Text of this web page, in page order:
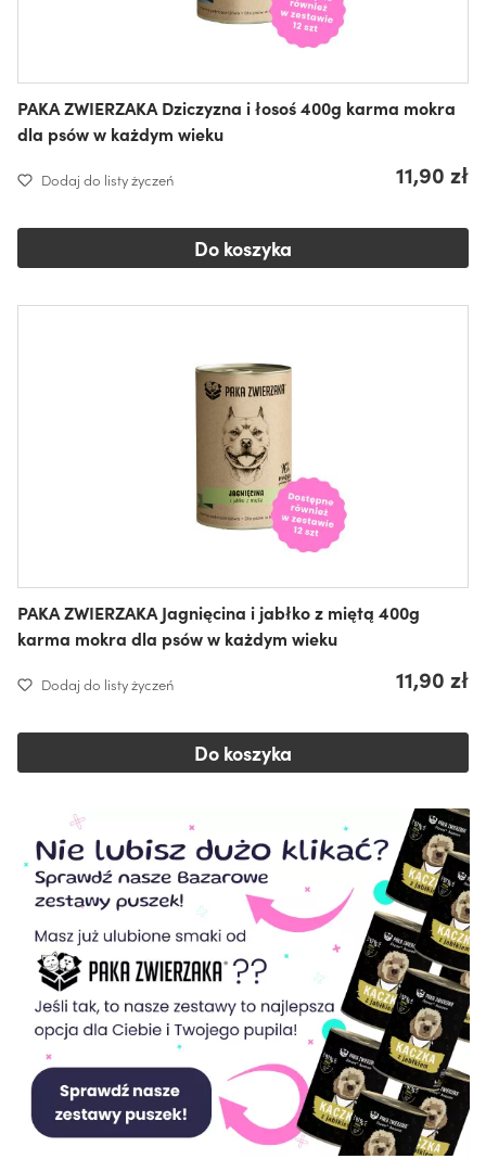
PAKA ZWIERZAKA Dziczyzna i łosoś 400g karma mokra
dla psów w każdym wieku
Dodaj do listy życzeń 11,90 zł
Do koszyka
PAKA ZWIERZAKA Jagnięcina i jabłko z miętą 400g
karma mokra dla psów w każdym wieku
Dodaj do listy życzeń 11,90 zł
Do koszyka